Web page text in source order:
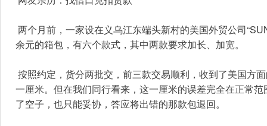
余元的箱包，有六个款式，其中两款要求加长、加宽。
一厘米。但在我们同行看来，这一厘米的误差完全在正常
了空子，也只能妥协，答应将出错的那款包退回。